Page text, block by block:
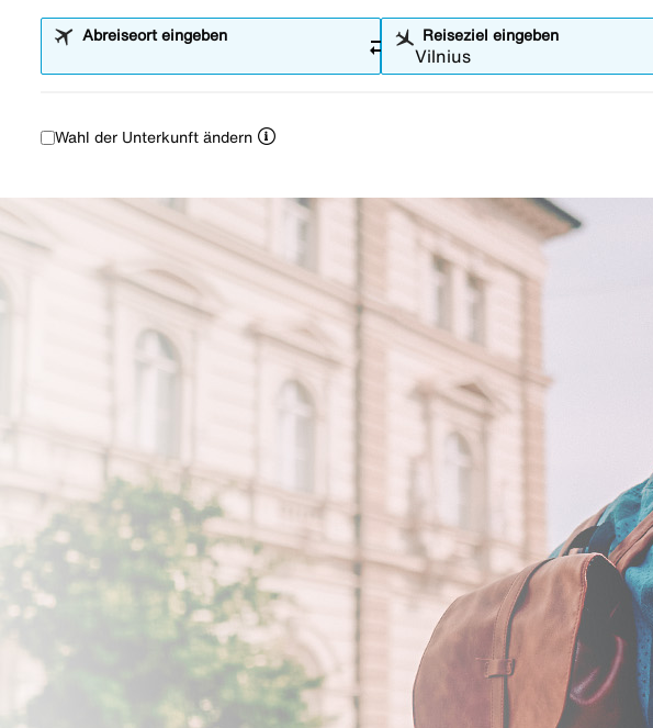
Abreiseort eingeben sync_alt Reiseziel eingeben
Wahl der Unterkunft ändern